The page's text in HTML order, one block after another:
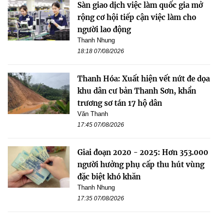
Sàn giao dịch việc làm quốc gia mở
rộng cơ hội tiếp cận việc làm cho
người lao động
Thanh Nhung
18:18 07/08/2026
Thanh Hóa: Xuất hiện vết nứt đe dọa
khu dân cư bản Thanh Sơn, khẩn
trương sơ tán 17 hộ dân
Văn Thanh
17:45 07/08/2026
Giai đoạn 2020 - 2025: Hơn 353.000
người hưởng phụ cấp thu hút vùng
đặc biệt khó khăn
Thanh Nhung
17:35 07/08/2026